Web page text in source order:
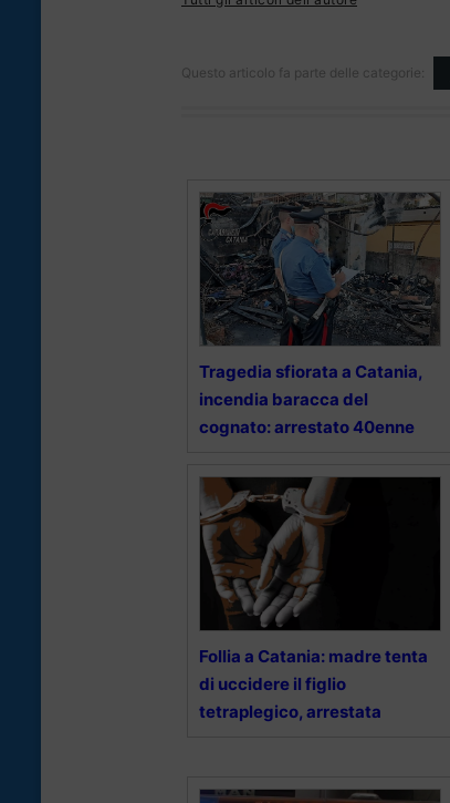
Questo articolo fa parte delle categorie:
Tragedia sfiorata a Catania,
incendia baracca del
cognato: arrestato 40enne
Follia a Catania: madre tenta
di uccidere il figlio
tetraplegico, arrestata